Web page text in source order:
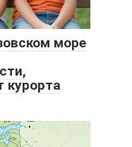
море
курорта